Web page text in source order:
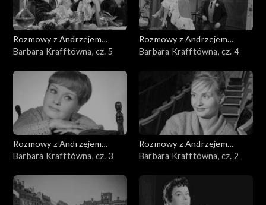
Rozmowy z Andrzejem
Doboszem
Barbara Krafftówna, cz. 5
Rozmowy z Andrzejem
Doboszem
Barbara Krafftówna, cz. 4
Rozmowy z Andrzejem
Doboszem
Barbara Krafftówna, cz. 3
Rozmowy z Andrzejem
Doboszem
Barbara Krafftówna, cz. 2